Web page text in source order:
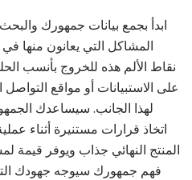
ابدأ بجمع بيانات جمهورك
المشاكل التي يعانون منها
نقاط الألم هذه للخروج بأنسب
على الاستبيانات أو مواقع
لهذا الجانب. سيساعدك
اتخاذ قرارات مستنيرة أثناء
المنتج النهائي جذاب ويوفر قيمة
فهم جمهورك سيوجه جهودك